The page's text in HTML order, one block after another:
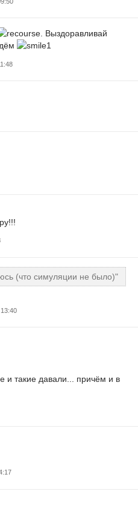
. Выздоравливай
(что симуляции не было)"
и такие давали... причём и в